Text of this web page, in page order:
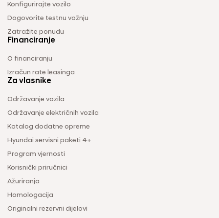
Konfigurirajte vozilo
Dogovorite testnu vožnju
Zatražite ponudu
Financiranje
O financiranju
Izračun rate leasinga
Za vlasnike
Održavanje vozila
Održavanje električnih vozila
Katalog dodatne opreme
Hyundai servisni paketi 4+
Program vjernosti
Korisnički priručnici
Ažuriranja
Homologacija
Originalni rezervni dijelovi